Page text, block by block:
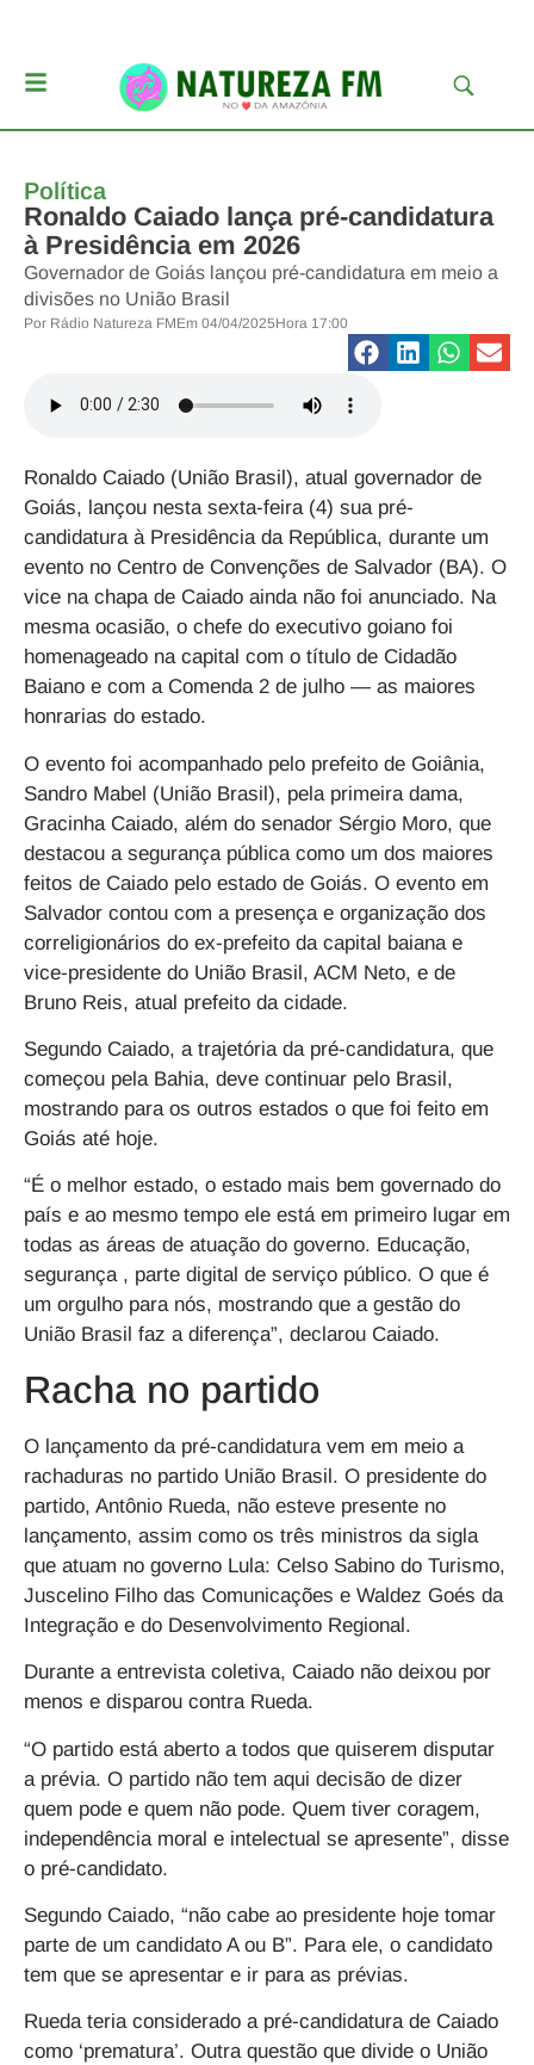
Política
Ronaldo Caiado lança pré-candidatura
à Presidência em 2026
Governador de Goiás lançou pré-candidatura em meio a
divisões no União Brasil
Por Rádio Natureza FMEm 04/04/2025Hora 17:00
Ronaldo Caiado (União Brasil), atual governador de
Goiás, lançou nesta sexta-feira (4) sua pré-
candidatura à Presidência da República, durante um
evento no Centro de Convenções de Salvador (BA). O
vice na chapa de Caiado ainda não foi anunciado. Na
mesma ocasião, o chefe do executivo goiano foi
homenageado na capital com o título de Cidadão
Baiano e com a Comenda 2 de julho — as maiores
honrarias do estado.
O evento foi acompanhado pelo prefeito de Goiânia,
Sandro Mabel (União Brasil), pela primeira dama,
Gracinha Caiado, além do senador Sérgio Moro, que
destacou a segurança pública como um dos maiores
feitos de Caiado pelo estado de Goiás. O evento em
Salvador contou com a presença e organização dos
correligionários do ex-prefeito da capital baiana e
vice-presidente do União Brasil, ACM Neto, e de
Bruno Reis, atual prefeito da cidade.
Segundo Caiado, a trajetória da pré-candidatura, que
começou pela Bahia, deve continuar pelo Brasil,
mostrando para os outros estados o que foi feito em
Goiás até hoje.
“É o melhor estado, o estado mais bem governado do
país e ao mesmo tempo ele está em primeiro lugar em
todas as áreas de atuação do governo. Educação,
segurança , parte digital de serviço público. O que é
um orgulho para nós, mostrando que a gestão do
União Brasil faz a diferença”, declarou Caiado.
Racha no partido
O lançamento da pré-candidatura vem em meio a
rachaduras no partido União Brasil. O presidente do
partido, Antônio Rueda, não esteve presente no
lançamento, assim como os três ministros da sigla
que atuam no governo Lula: Celso Sabino do Turismo,
Juscelino Filho das Comunicações e Waldez Goés da
Integração e do Desenvolvimento Regional.
Durante a entrevista coletiva, Caiado não deixou por
menos e disparou contra Rueda.
“O partido está aberto a todos que quiserem disputar
a prévia. O partido não tem aqui decisão de dizer
quem pode e quem não pode. Quem tiver coragem,
independência moral e intelectual se apresente”, disse
o pré-candidato.
Segundo Caiado, “não cabe ao presidente hoje tomar
parte de um candidato A ou B”. Para ele, o candidato
tem que se apresentar e ir para as prévias.
Rueda teria considerado a pré-candidatura de Caiado
como ‘prematura’. Outra questão que divide o União